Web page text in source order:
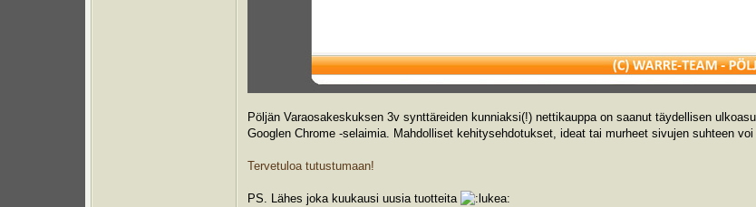
Pöljän Varaosakeskuksen 3v synttäreiden kunniaksi(!) nettikauppa on saanut täydellisen
Googlen Chrome -selaimia. Mahdolliset kehitysehdotukset, ideat tai murheet sivujen suhteen
Tervetuloa tutustumaan!
PS. Lähes joka kuukausi uusia tuotteita